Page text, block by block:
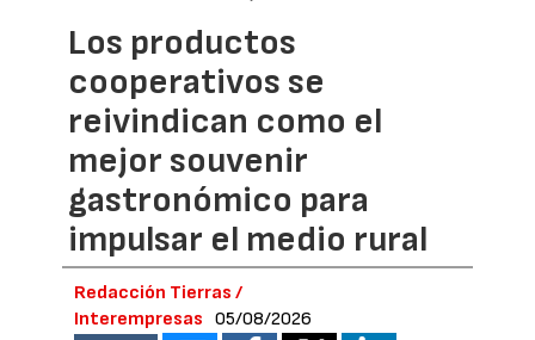
Los productos
cooperativos se
reivindican como el
mejor souvenir
gastronómico para
impulsar el medio rural
Redacción Tierras /
Interempresas
05/08/2026